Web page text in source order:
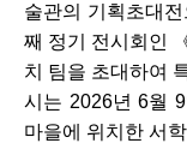
술관의 기획초대
째 정기 전시회인
치 팀을 초대하여
시는 2026년 6월
마을에 위치한 서